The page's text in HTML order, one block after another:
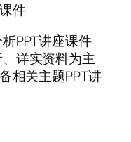
件
PPT讲座课件
详实资料为主
相关主题PPT讲